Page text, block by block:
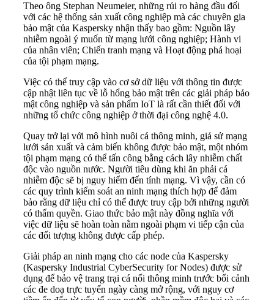
Theo ông Stephan Neumeier, những rủi ro hàng đầu đối
với các hệ thống sản xuất công nghiệp mà các chuyên gia
bảo mật của Kaspersky nhận thấy bao gồm: Nguồn lây
nhiễm ngoài ý muốn từ mạng lưới công nghiệp; Hành vi
của nhân viên; Chiến tranh mạng và Hoạt động phá hoại
của tội phạm mạng.
Việc có thể truy cập vào cơ sở dữ liệu với thông tin được
cập nhật liên tục về lỗ hổng bảo mật trên các giải pháp bảo
mật công nghiệp và sản phẩm IoT là rất cần thiết đối với
những tổ chức công nghiệp ở thời đại công nghệ 4.0.
Quay trở lại với mô hình nuôi cá thông minh, giả sử mạng
lưới sản xuất và cảm biến không được bảo mật, một nhóm
tội phạm mạng có thể tấn công bằng cách lây nhiễm chất
độc vào nguồn nước. Người tiêu dùng khi ăn phải cá
nhiễm độc sẽ bị nguy hiểm đến tính mạng. Vì vậy, cần có
các quy trình kiểm soát an ninh mạng thích hợp để đảm
bảo rằng dữ liệu chỉ có thể được truy cập bởi những người
có thẩm quyền. Giao thức bảo mật này đồng nghĩa với
việc dữ liệu sẽ hoàn toàn nằm ngoài phạm vi tiếp cận của
các đối tượng không được cấp phép.
Giải pháp an ninh mạng cho các node của Kaspersky
(Kaspersky Industrial CyberSecurity for Nodes) được sử
dụng để bảo vệ trang trại cá nổi thông minh trước bối cảnh
các đe doạ trực tuyến ngày càng mở rộng, với nguy cơ